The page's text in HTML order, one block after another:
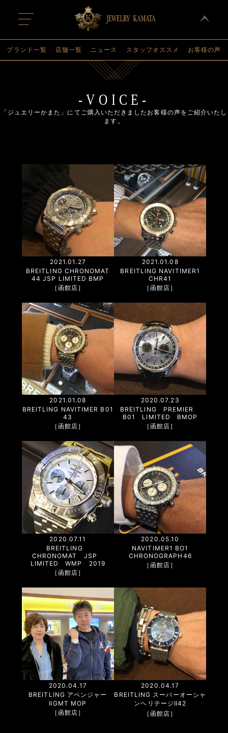
t
o
g
l
n
i
ブランド一覧 店舗一覧 ニュース スタッフオススメ お客様の声
-VOICE-
「ジュエリーかまた」にてご購入いただきましたお客様の声をご紹介いたし
ます。
2021.01.27
BREITLING CHRONOMAT
44 JSP LIMITED BMP
［函館店］
2021.01.08
BREITLING NAVITIMER1
CHR41
［函館店］
2021.01.08
BREITLING NAVITIMER B01
43
［函館店］
2020.07.23
BREITLING PREMIER
B01 LIMITED BMOP
［函館店］
2020.07.11
BREITLING
CHRONOMAT JSP
LIMITED WMP 2019
［函館店］
2020.05.10
NAVITIMER1 BO1
CHRONOGRAPH46
［函館店］
2020.04.17
BREITLING アベンジャー
ⅡGMT MOP
［函館店］
2020.04.17
BREITLING スーパーオーシャ
ンヘリテージⅡ42
［函館店］